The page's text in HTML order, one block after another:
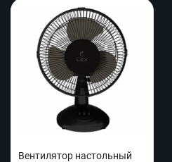
Вентилятор настольный